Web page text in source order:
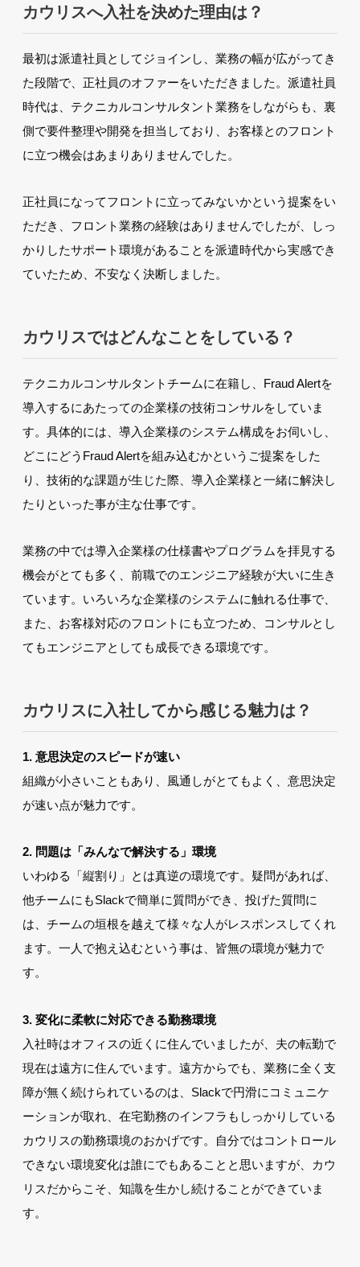
カウリスへ入社を決めた理由は？
最初は派遣社員としてジョインし、業務の幅が広がってき
た段階で、正社員のオファーをいただきました。派遣社員
時代は、テクニカルコンサルタント業務をしながらも、裏
側で要件整理や開発を担当しており、お客様とのフロント
に立つ機会はあまりありませんでした。
正社員になってフロントに立ってみないかという提案をい
ただき、フロント業務の経験はありませんでしたが、しっ
かりしたサポート環境があることを派遣時代から実感でき
ていたため、不安なく決断しました。
カウリスではどんなことをしている？
テクニカルコンサルタントチームに在籍し、Fraud Alertを
導入するにあたっての企業様の技術コンサルをしていま
す。具体的には、導入企業様のシステム構成をお伺いし、
どこにどうFraud Alertを組み込むかというご提案をした
り、技術的な課題が生じた際、導入企業様と一緒に解決し
たりといった事が主な仕事です。
業務の中では導入企業様の仕様書やプログラムを拝見する
機会がとても多く、前職でのエンジニア経験が大いに生き
ています。いろいろな企業様のシステムに触れる仕事で、
また、お客様対応のフロントにも立つため、コンサルとし
てもエンジニアとしても成長できる環境です。
カウリスに入社してから感じる魅力は？
1. 意思決定のスピードが速い
組織が小さいこともあり、風通しがとてもよく、意思決定
が速い点が魅力です。
2. 問題は「みんなで解決する」環境
いわゆる「縦割り」とは真逆の環境です。疑問があれば、
他チームにもSlackで簡単に質問ができ、投げた質問に
は、チームの垣根を越えて様々な人がレスポンスしてくれ
ます。一人で抱え込むという事は、皆無の環境が魅力で
す。
3. 変化に柔軟に対応できる勤務環境
入社時はオフィスの近くに住んでいましたが、夫の転勤で
現在は遠方に住んでいます。遠方からでも、業務に全く支
障が無く続けられているのは、Slackで円滑にコミュニケ
ーションが取れ、在宅勤務のインフラもしっかりしている
カウリスの勤務環境のおかげです。自分ではコントロール
できない環境変化は誰にでもあることと思いますが、カウ
リスだからこそ、知識を生かし続けることができていま
す。